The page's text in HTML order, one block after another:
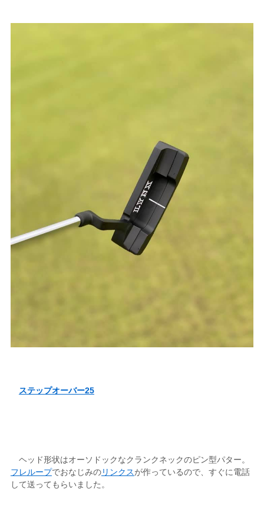
ステップオーバー25
ヘッド形状はオーソドックなクランクネックのピン型パター。
フレループでおなじみのリンクスが作っているので、すぐに電話
して送ってもらいました。